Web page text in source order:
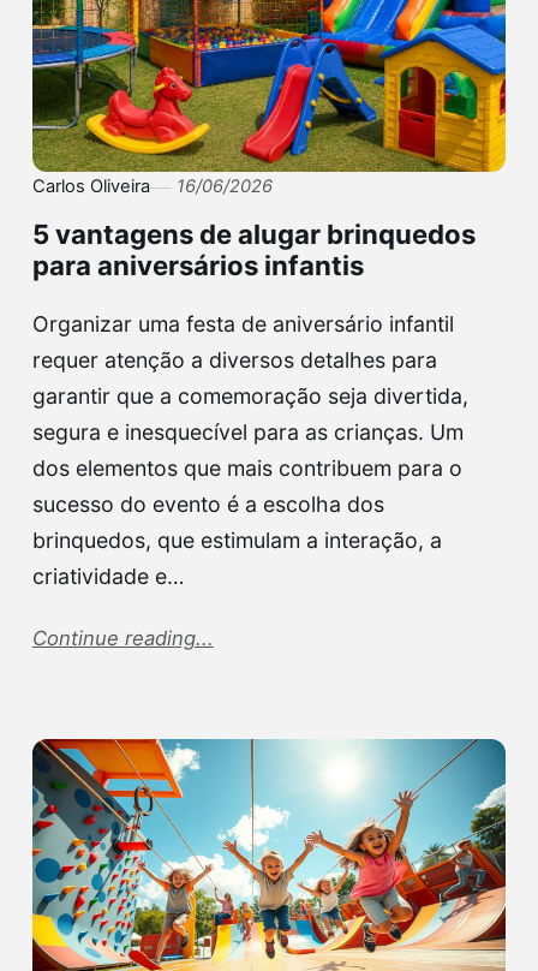
Carlos Oliveira 16/06/2026
5 vantagens de alugar brinquedos
para aniversários infantis
Organizar uma festa de aniversário infantil
requer atenção a diversos detalhes para
garantir que a comemoração seja divertida,
segura e inesquecível para as crianças. Um
dos elementos que mais contribuem para o
sucesso do evento é a escolha dos
brinquedos, que estimulam a interação, a
criatividade e…
Continue reading...